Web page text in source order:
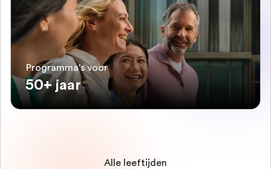
Programma's voor
50+ jaar
Alle leeftijden